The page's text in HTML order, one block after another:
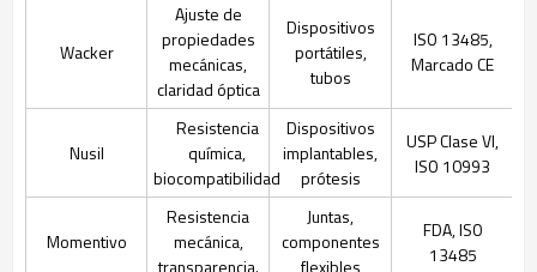
Wacker
Ajuste de
propiedades
mecánicas,
claridad óptica
Dispositivos
portátiles,
tubos
ISO 13485,
Marcado CE
Nusil
Resistencia
química,
biocompatibilidad
Dispositivos
implantables,
prótesis
USP Clase VI,
ISO 10993
Momentivo
Resistencia
mecánica,
Juntas,
componentes
FDA, ISO
13485